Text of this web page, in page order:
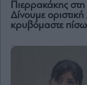
Πιερρακάκης στη
Δίνουμε
κρυβόμαστε πίσω